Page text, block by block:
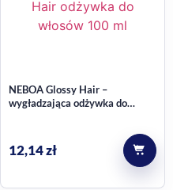
NEBOA Glossy Hair –
wygładzająca odżywka do
12,14zł